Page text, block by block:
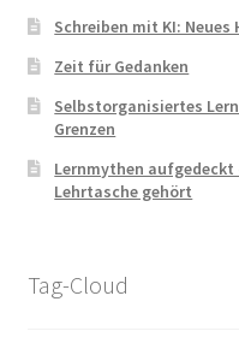
Schreiben mit KI:
Zeit für Gedanken
Selbstorganisiertes
Grenzen
Lernmythen aufgedeckt
Lehrtasche gehört
Tag-Cloud